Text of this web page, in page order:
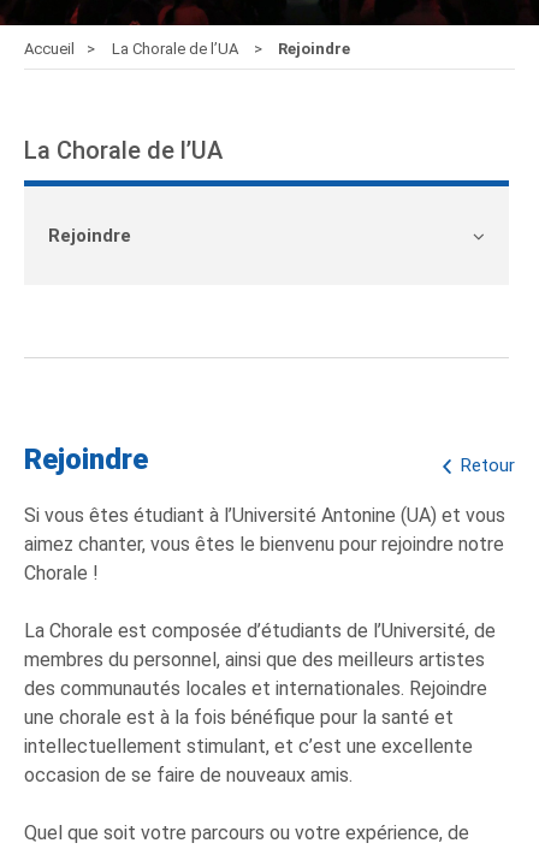
Accueil La Chorale de l’UA Rejoindre
La Chorale de l’UA
Rejoindre
Retour
Rejoindre
Si vous êtes étudiant à l’Université Antonine (UA) et vous
aimez chanter, vous êtes le bienvenu pour rejoindre notre
Chorale !
La Chorale est composée d’étudiants de l’Université, de
membres du personnel, ainsi que des meilleurs artistes
des communautés locales et internationales. Rejoindre
une chorale est à la fois bénéfique pour la santé et
intellectuellement stimulant, et c’est une excellente
occasion de se faire de nouveaux amis.
Quel que soit votre parcours ou votre expérience, de